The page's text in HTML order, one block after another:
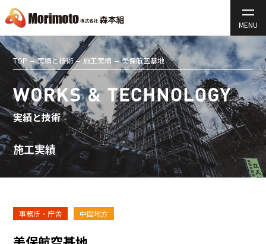
TOP 実績と技術 施工実績 美保航空基地
実績と技術
施工実績
事務所・庁舎 中国地方